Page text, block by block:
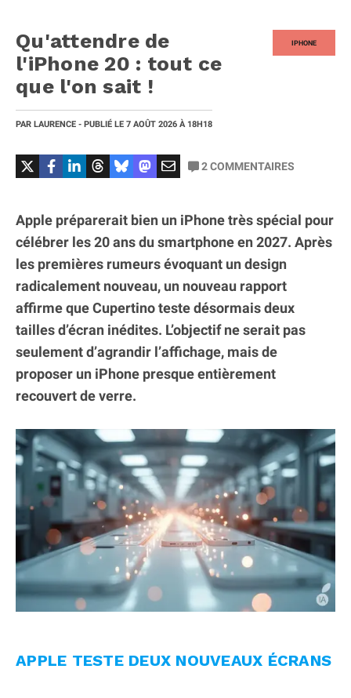
IPHONE
Qu'attendre de
l'iPhone 20 : tout ce
que l'on sait !
PAR LAURENCE - PUBLIÉ LE 7 AOÛT 2026 À 18H18
2COMMENTAIRES
Apple préparerait bien un iPhone très spécial pour
célébrer les 20 ans du smartphone en 2027. Après
les premières rumeurs évoquant un design
radicalement nouveau, un nouveau rapport
affirme que Cupertino teste désormais deux
tailles d’écran inédites. L’objectif ne serait pas
seulement d’agrandir l’affichage, mais de
proposer un iPhone presque entièrement
recouvert de verre.
APPLE TESTE DEUX NOUVEAUX ÉCRANS